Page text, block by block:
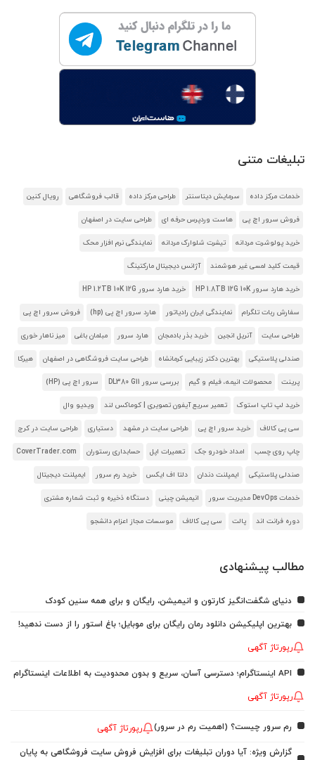
تبلیغات متنی
خدمات مرکز داده سرمایش دیتاسنتر طراحی مرکز داده قالب فروشگاهی رویال کنین
فروش سرور اچ پی هاست وردپرس حرفه ای طراحی سایت در اصفهان
خرید پولوشرت مردانه تیشرت شلوارک مردانه نمایندگی نرم افزار محک
قیمت کلید لمسی غیر هوشمند آژانس دیجیتال مارکتینگ
خرید هارد سرور HP 1.8TB 12G 10K خرید هارد سرور HP 1.2TB 10K 12G
سفارش ربات تلگرام نمایندگی ایران رادیاتور هارد سرور اچ پی (hp) فروش سرور اچ پی
طراحی سایت آنریل انجین خرید بذر بادمجان هارد سرور مبلمان باغی میز ناهار خوری
صندلی پلاستیکی بهترین دکتر زیبایی کرمانشاه طراحی سایت فروشگاهی در اصفهان هیرکا
پرینت محصولات انیمه، فیلم و گیم بررسی سرور DL380 G11 سرور اچ پی (HP)
خرید لپ تاپ استوک تعمیر سریع آیفون تصویری | کوماکس لند ویدیو وال
سی پی کالاف خرید سرور اچ پی طراحی سایت در مشهد دستیاری طراحی سایت در کرج
چاپ روی چسب امداد خودرو جک تعمیرات اپل حسابداری رستوران CoverTrader.com
صندلی پلاستیکی ایمپلنت دندان دلتا اف ایکس خرید رم سرور ایمپلنت دیجیتال
خدمات DevOps مدیریت سرور انیمیشن چینی دستگاه ذخیره و ثبت شماره مشتری
دوره فرانت اند پالت سی پی کالاف موسسات مجاز اعزام دانشجو
مطالب پیشنهادی
دنیای شگفت‌انگیز کارتون و انیمیشن، رایگان و برای همه سنین کودک
بهترین اپلیکیشن دانلود رمان رایگان برای موبایل؛ باغ استور را از دست ندهید!
رپورتاژ آگهی
API اینستاگرام؛ دسترسی آسان، سریع و بدون محدودیت به اطلاعات اینستاگرام
رپورتاژ آگهی
رم سرور چیست؟ (اهمیت رم در سرور) رپورتاژ آگهی
گزارش ویژه: آیا دوران تبلیغات برای افزایش فروش سایت فروشگاهی به پایان